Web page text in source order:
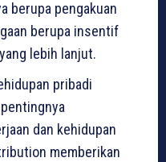
berupa pengakuan
berupa insentif
lebih lanjut.
pribadi
dan kehidupan
memberikan